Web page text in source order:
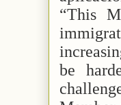
“This
be